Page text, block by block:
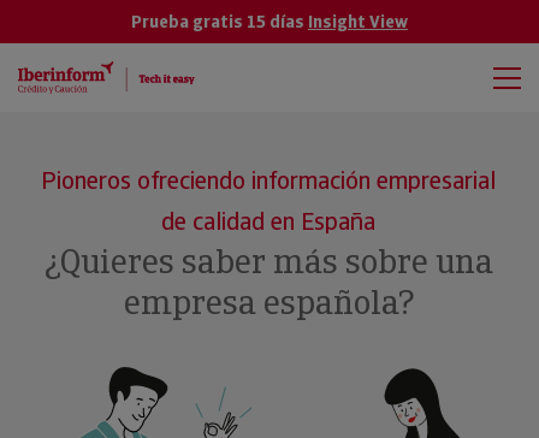
Prueba gratis 15 días Insight View
Pioneros ofreciendo información empresarial
de calidad en España
¿Quieres saber más sobre una
empresa española?